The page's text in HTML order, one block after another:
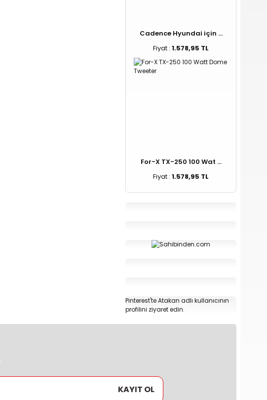
Cadence Hyundai için ...
Fiyat :1.578,95 TL
For-X TX-250 100 Wat ...
Fiyat :1.578,95 TL
Pinterest'te Atakan adlı kullanıcının
profilini ziyaret edin.
KAYIT OL